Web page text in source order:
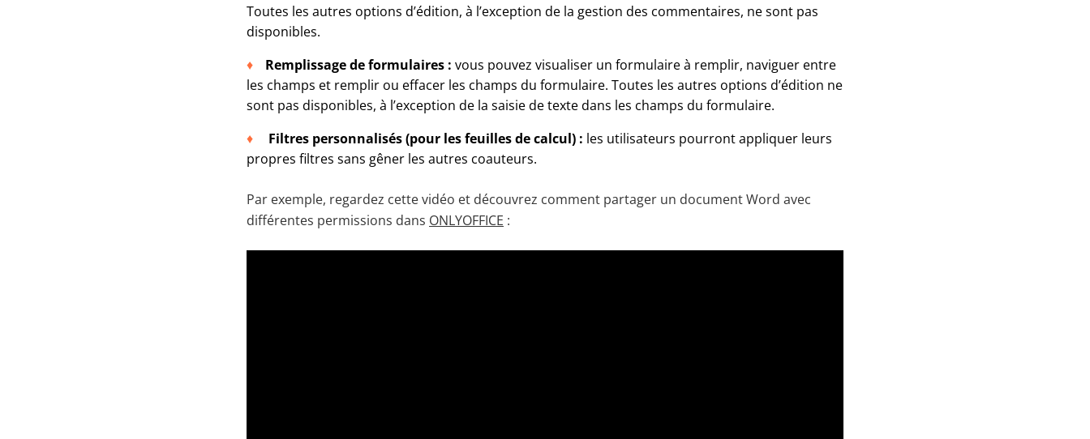
Toutes les autres options d’édition, à l’exception de la gestion des commentaires, ne sont pas
disponibles.
Remplissage de formulaires : vous pouvez visualiser un formulaire à remplir, naviguer entre
les champs et remplir ou effacer les champs du formulaire. Toutes les autres options d’édition ne
sont pas disponibles, à l’exception de la saisie de texte dans les champs du formulaire.
Filtres personnalisés (pour les feuilles de calcul) : les utilisateurs pourront appliquer leurs
propres filtres sans gêner les autres coauteurs.
Par exemple, regardez cette vidéo et découvrez comment partager un document Word avec
différentes permissions dans ONLYOFFICE :